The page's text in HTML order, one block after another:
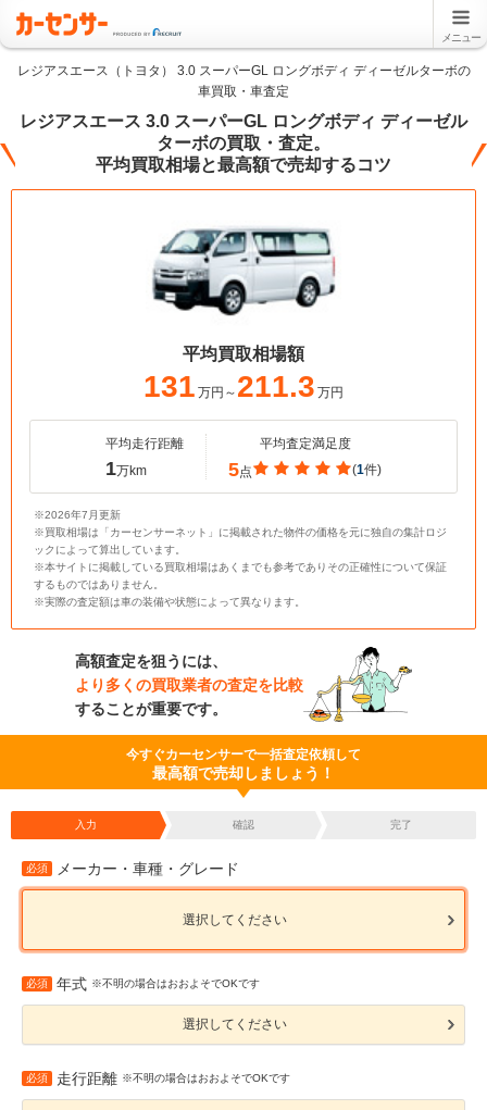
メニュー
レジアスエース（トヨタ） 3.0 スーパーGL ロングボディ ディーゼルターボの
車買取・車査定
レジアスエース 3.0 スーパーGL ロングボディ ディーゼル
ターボの買取・査定。
平均買取相場と最高額で売却するコツ
平均買取相場額
131 万円～ 211.3 万円
平均走行距離
1万km
平均査定満足度
5点 (1件)
※2026年7月更新
※買取相場は「カーセンサーネット」に掲載された物件の価格を元に独自の集計ロジ
ックによって算出しています。
※本サイトに掲載している買取相場はあくまでも参考でありその正確性について保証
するものではありません。
※実際の査定額は車の装備や状態によって異なります。
高額査定を狙うには、
より多くの買取業者の査定を比較
することが重要です。
今すぐカーセンサーで一括査定依頼して
最高額で売却しましょう！
入力 確認 完了
必須 メーカー・車種・グレード
選択してください
必須 年式 ※不明の場合はおおよそでOKです
選択してください
必須 走行距離 ※不明の場合はおおよそでOKです